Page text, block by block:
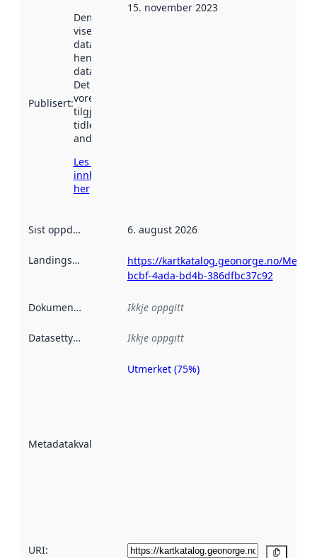
Publisert:
Denne datoen
viser når
datasettet vart
henta inn av
data.norge.no.
Det kan ha
vore
tilgjengeleg
tidlegare
andre stader.
Les meir om
innhenting
her
15. november 2023
Sist oppdatert 6. august 2026
Landingsside
https://kartkatalog.geonorge.no/
bcbf-4ada-bd4b-386dfbc37c92
Dokumentasjon Ikkje oppgitt
Datasettype Ikkje oppgitt
Metadatakvalitet
Metadatakvalitet
Utmerket (75%)
URI: